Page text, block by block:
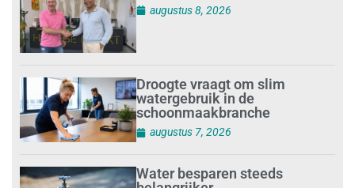
augustus 8, 2026
Droogte vraagt om slim
watergebruik in de
schoonmaakbranche
augustus 7, 2026
Water besparen steeds